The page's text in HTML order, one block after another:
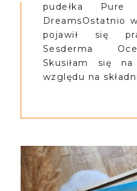
pudełka Pure
DreamsOstatnio
pojawił się
Sesderma
Skusiłam się
względu na